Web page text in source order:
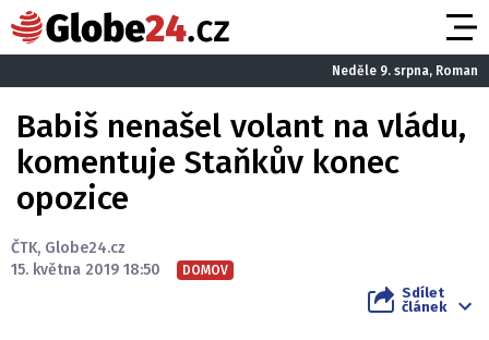
Neděle 9. srpna, Roman
Babiš nenašel volant na vládu,
komentuje Staňkův konec
opozice
ČTK, Globe24.cz
15. května 2019 18:50
DOMOV
Sdílet
článek